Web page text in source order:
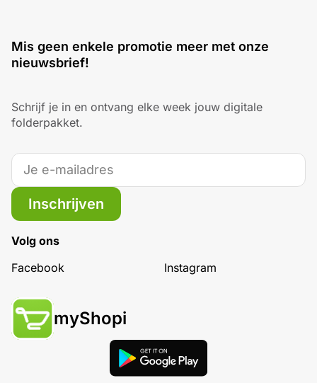
Mis geen enkele promotie meer met onze
nieuwsbrief!
Schrijf je in en ontvang elke week jouw digitale
folderpakket.
Inschrijven
Volg ons
Facebook
Instagram
myShopi